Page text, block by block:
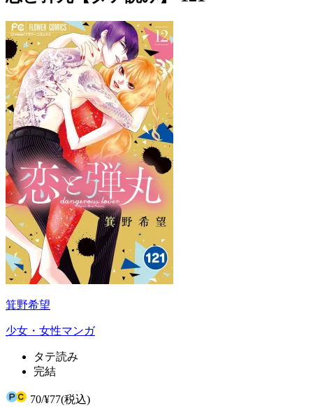
箕野希望
少女・女性マンガ
タテ読み
完結
70/¥77(税込)